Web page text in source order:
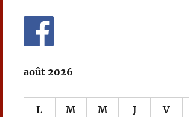
août 2026
L M M J V